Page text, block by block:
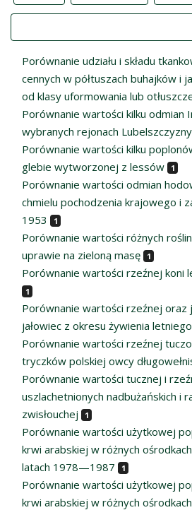
Porównanie udziału i składu
cennych w półtuszach buhajków i
od klasy uformowania lub
Porównanie wartości kilku odmian
wybranych rejonach Lubelszczyzny
Porównanie wartości kilku
glebie wytworzonej z lessów
1
Porównanie wartości odmian
chmielu pochodzenia krajowego i
1953
1
Porównanie wartości różnych
uprawie na zieloną masę
1
Porównanie wartości rzeźnej koni
1
Porównanie wartości rzeźnej oraz
jałowiec z okresu żywienia
Porównanie wartości rzeźnej
tryczków polskiej owcy
Porównanie wartości tucznej i
uszlachetnionych nadbużańskich i
zwisłouchej
1
Porównanie wartości użytkowej
krwi arabskiej w różnych
latach 1978—1987
1
Porównanie wartości użytkowej
krwi arabskiej w różnych